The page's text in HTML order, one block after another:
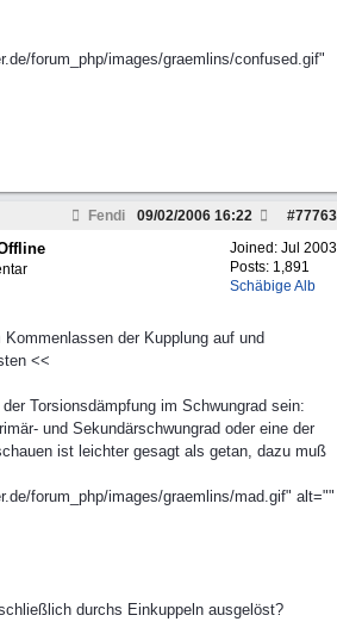
forum_php/images/graemlins/confused.gif"
Fendi #77763
09/02/2006 16:22
Joined: Jul 2003
Posts: 1,891
Schäbige Alb
der Kupplung auf und
<<
Torsionsdämpfung im Schwungrad sein:
und Sekundärschwungrad oder eine der
ist leichter gesagt als getan, dazu muß
forum_php/images/graemlins/mad.gif" alt=""
durchs Einkuppeln ausgelöst?